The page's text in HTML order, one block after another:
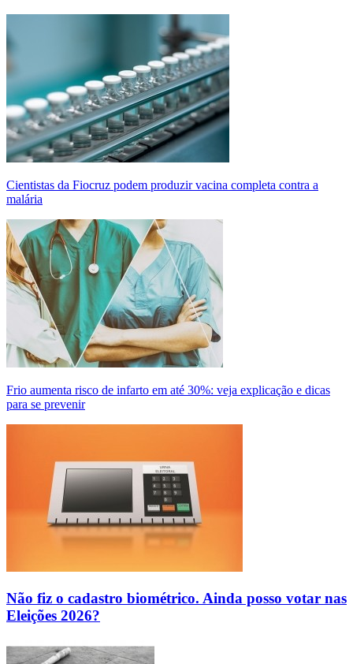
Cientistas da Fiocruz podem produzir vacina completa contra a
malária
Frio aumenta risco de infarto em até 30%: veja explicação e dicas
para se prevenir
Não fiz o cadastro biométrico. Ainda posso votar nas
Eleições 2026?